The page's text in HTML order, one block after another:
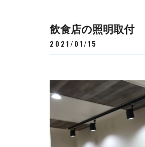
飲食店の照明取付
2021/01/15